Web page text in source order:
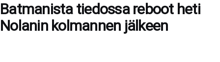
Batmanista tiedossa reboot heti
Nolanin kolmannen jälkeen